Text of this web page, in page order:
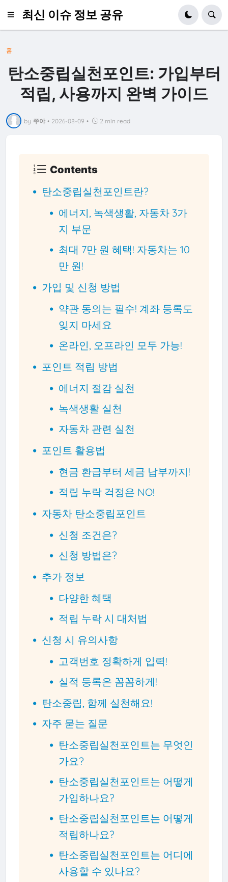
최신 이슈 정보 공유
홈
탄소중립실천포인트: 가입부터
적립, 사용까지 완벽 가이드
by 쭈야 • 2026-08-09 • 2 min read
Contents
탄소중립실천포인트란?
에너지, 녹색생활, 자동차 3가
지 부문
최대 7만 원 혜택! 자동차는 10
만 원!
가입 및 신청 방법
약관 동의는 필수! 계좌 등록도
잊지 마세요
온라인, 오프라인 모두 가능!
포인트 적립 방법
에너지 절감 실천
녹색생활 실천
자동차 관련 실천
포인트 활용법
현금 환급부터 세금 납부까지!
적립 누락 걱정은 NO!
자동차 탄소중립포인트
신청 조건은?
신청 방법은?
추가 정보
다양한 혜택
적립 누락 시 대처법
신청 시 유의사항
고객번호 정확하게 입력!
실적 등록은 꼼꼼하게!
탄소중립, 함께 실천해요!
자주 묻는 질문
탄소중립실천포인트는 무엇인
가요?
탄소중립실천포인트는 어떻게
가입하나요?
탄소중립실천포인트는 어떻게
적립하나요?
탄소중립실천포인트는 어디에
사용할 수 있나요?